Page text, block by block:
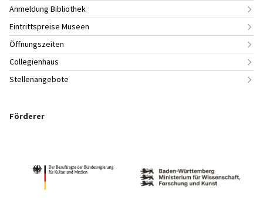
Anmeldung Bibliothek
Eintrittspreise Museen
Öffnungszeiten
Collegienhaus
Stellenangebote
Förderer